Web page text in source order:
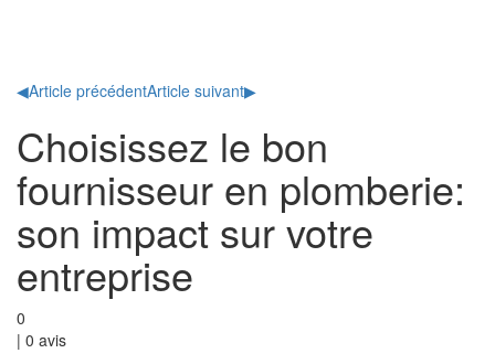
◀Article précédentArticle suivant▶
Choisissez le bon
fournisseur en plomberie:
son impact sur votre
entreprise
0
| 0 avis